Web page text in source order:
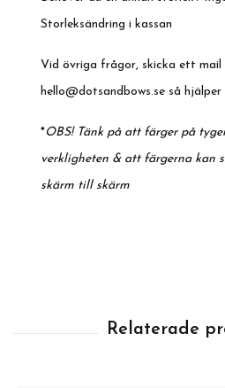
Storleksändring i kassan
Vid övriga frågor, skicka ett mail
hello@dotsandbows.se så hjälper
*OBS! Tänk på att färger på
verkligheten & att färgerna kan
skärm till skärm